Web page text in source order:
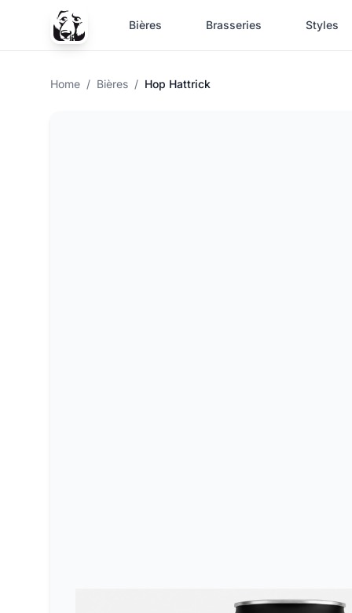
Bières Brasseries Styles
Home / Bières / Hop Hattrick